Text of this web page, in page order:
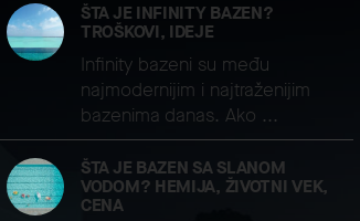
ŠTA JE INFINITY BAZEN?
TROŠKOVI, IDEJE
Infinity bazeni su među
najmodernijim i najtraženijim
bazenima danas. Ako ...
ŠTA JE BAZEN SA SLANOM
VODOM? HEMIJA, ŽIVOTNI VEK,
CENA